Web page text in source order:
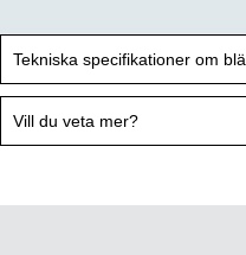
Tekniska specifikationer om
Vill du veta mer?